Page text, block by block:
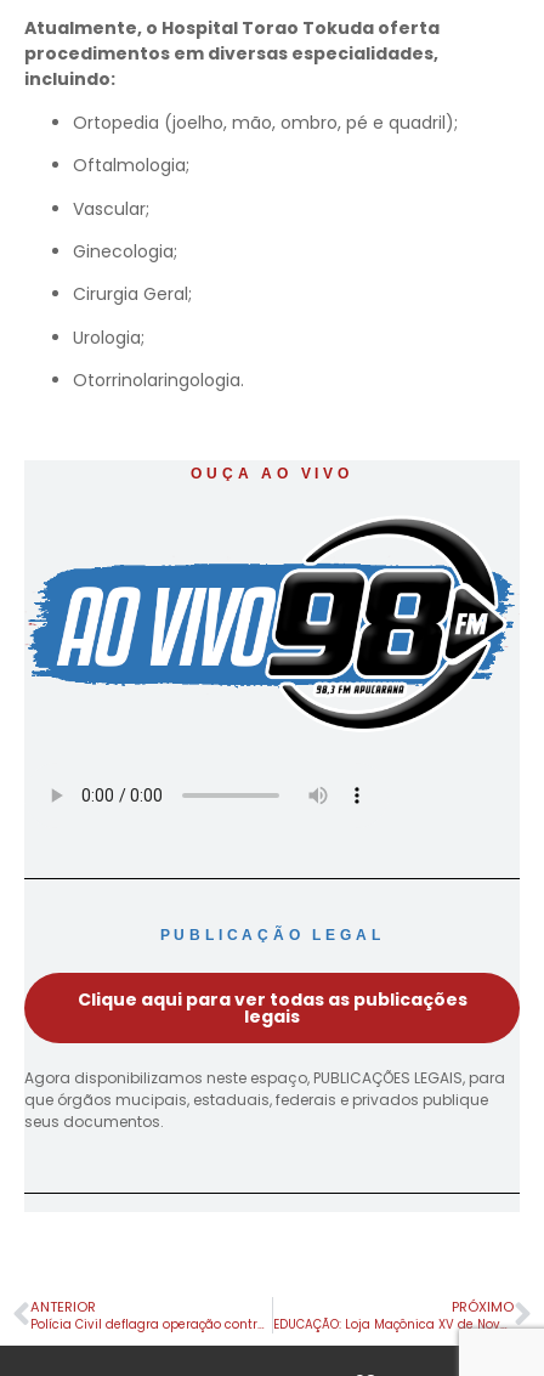
Atualmente, o Hospital Torao Tokuda oferta
procedimentos em diversas especialidades,
incluindo:
Ortopedia (joelho, mão, ombro, pé e quadril);
Oftalmologia;
Vascular;
Ginecologia;
Cirurgia Geral;
Urologia;
Otorrinolaringologia.
OUÇA AO VIVO
PUBLICAÇÃO LEGAL
Clique aqui para ver todas as publicações
legais
Agora disponibilizamos neste espaço, PUBLICAÇÕES LEGAIS, para
que órgãos mucipais, estaduais, federais e privados publique
seus documentos.
ANTERIOR
Polícia Civil deflagra operação contra organização criminosa acusada de furtar gado no Vale do Ivaí
PRÓXIMO
EDUCAÇÃO: Loja Maçônica XV de Novembro premia alunos destaque de Apucarana